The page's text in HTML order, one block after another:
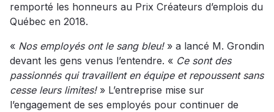
remporté les honneurs au Prix Créateurs d’emplois du
Québec en 2018.
« Nos employés ont le sang bleu! » a lancé M. Grondin
devant les gens venus l’entendre. « Ce sont des
passionnés qui travaillent en équipe et repoussent sans
cesse leurs limites! » L’entreprise mise sur
l’engagement de ses employés pour continuer de